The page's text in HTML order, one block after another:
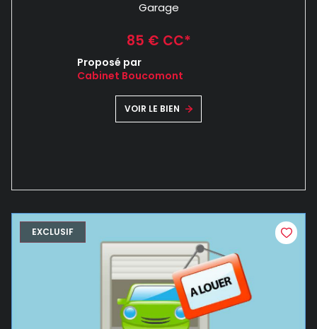
Garage
85 € CC*
Proposé par
Cabinet Boucomont
VOIR LE BIEN
EXCLUSIF